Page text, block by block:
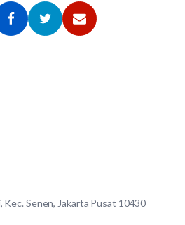
Kec. Senen, Jakarta Pusat 10430